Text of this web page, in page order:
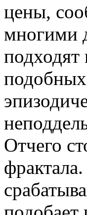
цены,
многими
подходят
Отчего